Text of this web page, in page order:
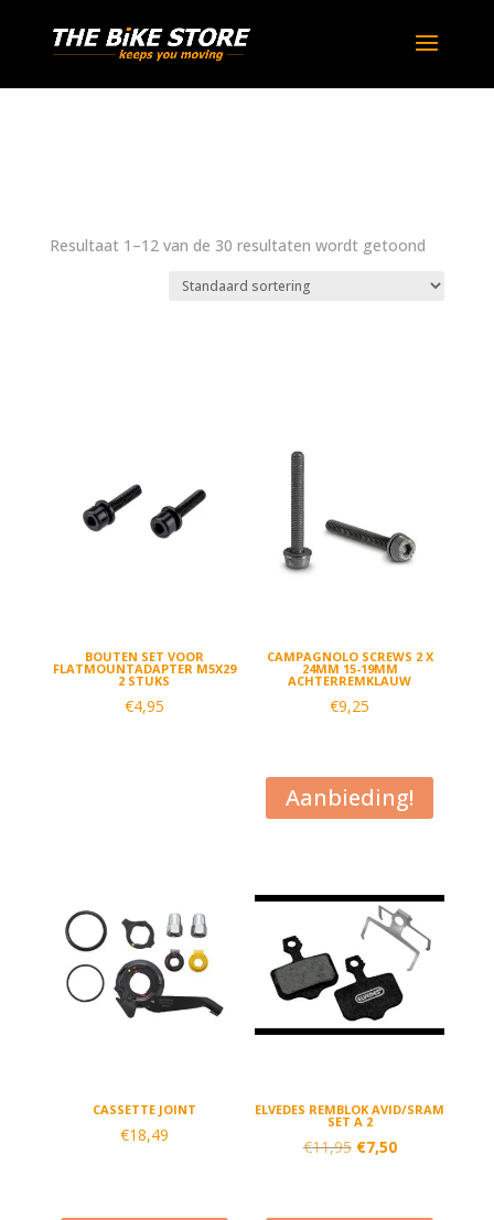
Resultaat 1–12 van de 30 resultaten wordt getoond
BOUTEN SET VOOR
FLATMOUNTADAPTER M5X29
2 STUKS
€4,95
CAMPAGNOLO SCREWS 2 X
24MM 15-19MM
ACHTERREMKLAUW
€9,25
CASSETTE JOINT
€18,49
Aanbieding!
ELVEDES REMBLOK AVID/SRAM
SET A 2
€11,95 Oorspronkelijke
€7,50Huidige